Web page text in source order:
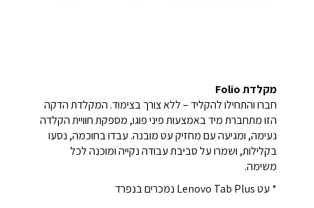
מקלדת Folio
חברו והתחילו להקליד – ללא צורך בצימוד. המקלדת הדקה
הזו מתחברת מיד באמצעות פיני פוגו, מספקת חוויית הקלדה
נעימה, ומגיעה עם מחזיק עט מובנה. עבדו בחוכמה, נסעו
בקלילות, ושמרו על סביבת עבודה נקייה ומוכנה לכל
משימה.
* עט Lenovo Tab Plus נמכרים בנפרד